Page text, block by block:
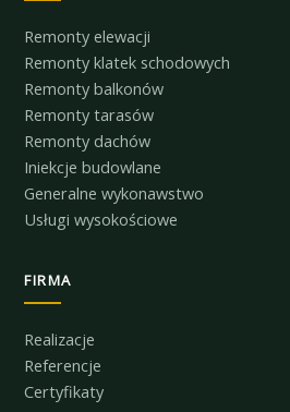
Remonty elewacji
Remonty klatek schodowych
Remonty balkonów
Remonty tarasów
Remonty dachów
Iniekcje budowlane
Generalne wykonawstwo
Usługi wysokościowe
FIRMA
Realizacje
Referencje
Certyfikaty